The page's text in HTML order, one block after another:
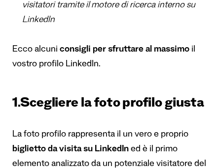
visitatori tramite il motore di ricerca interno su
LinkedIn
Ecco alcuni consigli per sfruttare al massimo il
vostro profilo LinkedIn.
1.Scegliere la foto profilo giusta
La foto profilo rappresenta il un vero e proprio
biglietto da visita su LinkedIn ed è il primo
elemento analizzato da un potenziale visitatore del